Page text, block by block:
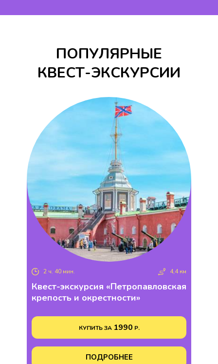
ПОПУЛЯРНЫЕ
КВЕСТ-ЭКСКУРСИИ
2 ч. 40 мин. 4,4 км
Квест-экскурсия «Петропавловская
крепость и окрестности»
КУПИТЬ ЗА 1990 Р.
ПОДРОБНЕЕ